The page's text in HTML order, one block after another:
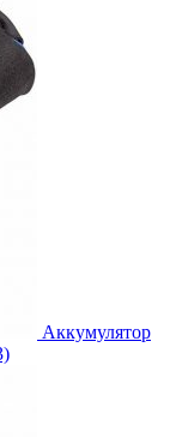
Аккумулятор